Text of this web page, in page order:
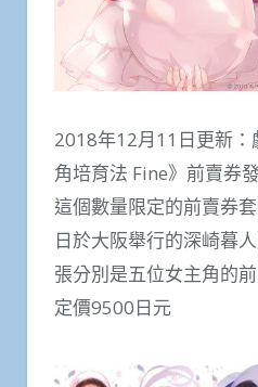
2018年12月11日更新：
角培育法 Fine》前賣券
這個數量限定的前賣券
日於大阪舉行的深崎暮
張分別是五位女主角的
定價9500日元